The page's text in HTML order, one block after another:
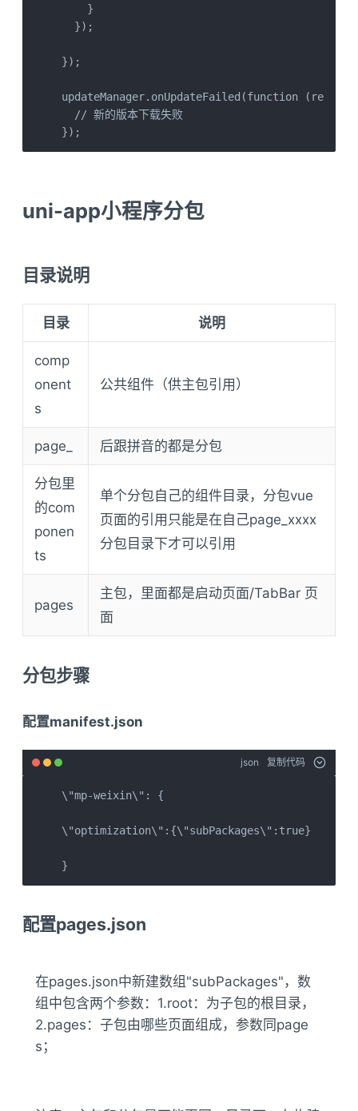
    }
  });
});
updateManager.onUpdateFailed(function (res) {
  // 新的版本下载失败
});
uni-app小程序分包
目录说明
目录 说明
comp
onent
s
公共组件（供主包引用）
page_ 后跟拼音的都是分包
分包里
的com
ponen
ts
单个分包自己的组件目录，分包vue
页面的引用只能是在自己page_xxxx
分包目录下才可以引用
pages
主包，里面都是启动页面/TabBar 页
面
分包步骤
配置manifest.json
json 复制代码
\"mp-weixin\": {
\"optimization\":{\"subPackages\":true}
}
配置pages.json
在pages.json中新建数组"subPackages"，数
组中包含两个参数：1.root：为子包的根目录，
2.pages：子包由哪些页面组成，参数同page
s；